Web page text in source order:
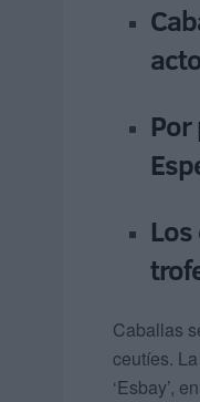
Caballas
ceutíes.
‘Esbay’,